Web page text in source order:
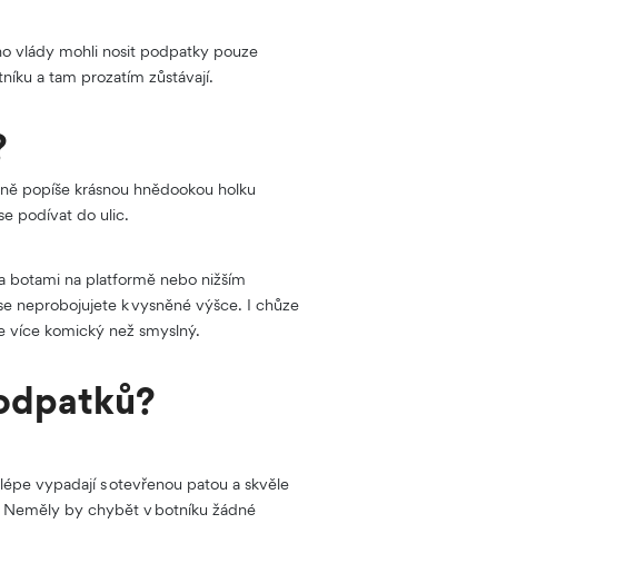
vlády mohli nosit podpatky pouze
a tam prozatím zůstávají.
popíše krásnou hnědookou holku
podívat do ulic.
botami na platformě nebo nižším
neprobojujete k vysněné výšce. I chůze
více komický než smyslný.
vypadají s otevřenou patou a skvěle
Neměly by chybět v botníku žádné